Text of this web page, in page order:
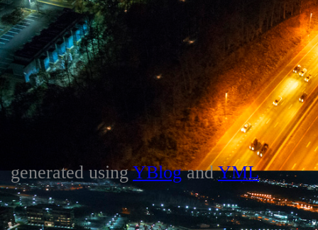
generated usingYBlogandYML